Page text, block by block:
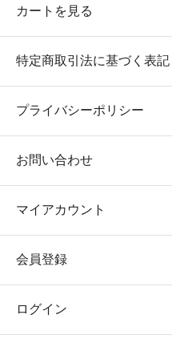
カートを見る
特定商取引法に基づく表記
プライバシーポリシー
お問い合わせ
マイアカウント
会員登録
ログイン